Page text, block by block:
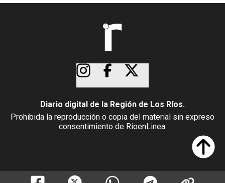
Diario digital de la Región de Los Ríos.
Prohibida la reproducción o copia del material sin expreso
consentimiento de RioenLinea.